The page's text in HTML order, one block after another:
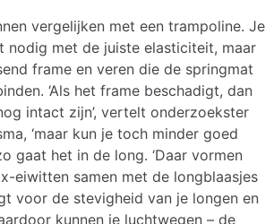
vergelijken met een trampoline. Je
nodig met de juiste elasticiteit, maar
frame en veren die de springmat
‘Als het frame beschadigt, dan
intact zijn’, vertelt onderzoekster
‘maar kun je toch minder goed
gaat het in de long. ‘Daar vormen
eiwitten samen met de longblaasjes
voor de stevigheid van je longen en
kunnen je luchtwegen – de